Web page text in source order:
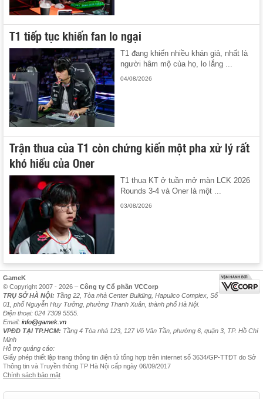
T1 tiếp tục khiến fan lo ngại
T1 đang khiến nhiều khán giả, nhất là
người hâm mộ của họ, lo lắng ...
04/08/2026
Trận thua của T1 còn chứng kiến một pha xử lý rất
khó hiểu của Oner
T1 thua KT ở tuần mở màn LCK 2026
Rounds 3-4 và Oner là một ...
03/08/2026
GameK
© Copyright 2007 - 2026 – Công ty Cổ phần VCCorp
TRỤ SỞ HÀ NỘI: Tầng 22, Tòa nhà Center Building, Hapulico Complex, Số
01, phố Nguyễn Huy Tưởng, phường Thanh Xuân, thành phố Hà Nội.
Điện thoại: 024 7309 5555.
Email: info@gamek.vn
VPĐD TẠI TP.HCM: Tầng 4 Tòa nhà 123, 127 Võ Văn Tần, phường 6, quận 3, TP. Hồ Chí
Minh
Hỗ trợ quảng cáo:
Giấy phép thiết lập trang thông tin điện tử tổng hợp trên internet số 3634/GP-TTĐT do Sở
Thông tin và Truyền thông TP Hà Nội cấp ngày 06/09/2017
Chính sách bảo mật